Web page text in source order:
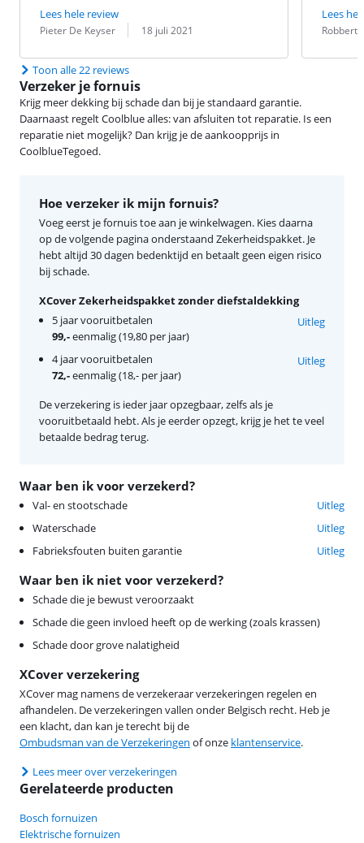
Lees hele review
Beoordeling door:
Pieter De Keyser
Datum: 18 juli 2021
Lees
Robbert
Datum:
Toon alle 22 reviews
Verzeker je fornuis
Krijg meer dekking bij schade dan bij je standaard garantie.
Daarnaast regelt Coolblue alles: van afsluiten tot reparatie. Is een
reparatie niet mogelijk? Dan krijg je de aankoopprijs in
CoolblueTegoed.
Waar ben ik voor verzekerd?
Val- en stootschade
Uitleg
Waterschade
Uitleg
Fabrieksfouten buiten garantie
Uitleg
Waar ben ik niet voor verzekerd?
Schade die je bewust veroorzaakt
Schade die geen invloed heeft op de werking (zoals krassen)
Schade door grove nalatigheid
XCover verzekering
XCover mag namens de verzekeraar verzekeringen regelen en
afhandelen. De verzekeringen vallen onder Belgisch recht. Heb je
een klacht, dan kan je terecht bij de
Ombudsman van de Verzekeringen of onze klantenservice.
Lees meer over verzekeringen
Hoe verzeker ik mijn fornuis?
Voeg eerst je fornuis toe aan je winkelwagen. Kies daarna
op de volgende pagina onderstaand Zekerheidspakket. Je
hebt altijd 30 dagen bedenktijd en betaalt geen eigen risico
bij schade.
XCover Zekerheidspakket zonder diefstaldekking
5 jaar vooruitbetalen
99,-eenmalig (19,80 per jaar)
Uitleg
4 jaar vooruitbetalen
72,-eenmalig (18,- per jaar)
Uitleg
De verzekering is ieder jaar opzegbaar, zelfs als je
vooruitbetaald hebt. Als je eerder opzegt, krijg je het te veel
betaalde bedrag terug.
Gerelateerde producten
Bosch fornuizen
Elektrische fornuizen